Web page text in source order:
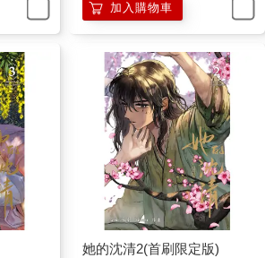
加入購物車
她的沈清2(首刷限定版)